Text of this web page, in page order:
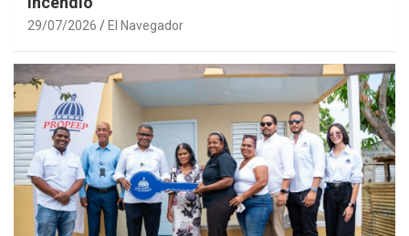
29/07/2026 El Navegador